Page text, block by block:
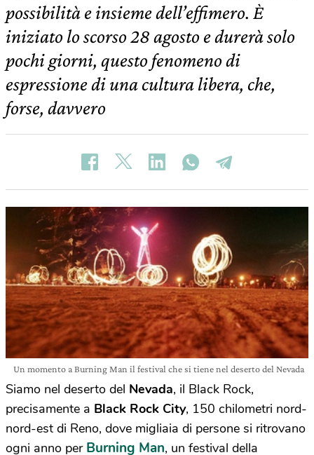
possibilità e insieme dell’effimero. È
iniziato lo scorso 28 agosto e durerà solo
pochi giorni, questo fenomeno di
espressione di una cultura libera, che,
forse, davvero
Un momento a Burning Man il festival che si tiene nel deserto del Nevada
Siamo nel deserto del Nevada, il Black Rock,
precisamente a Black Rock City, 150 chilometri nord-
nord-est di Reno, dove migliaia di persone si ritrovano
ogni anno per Burning Man, un festival della